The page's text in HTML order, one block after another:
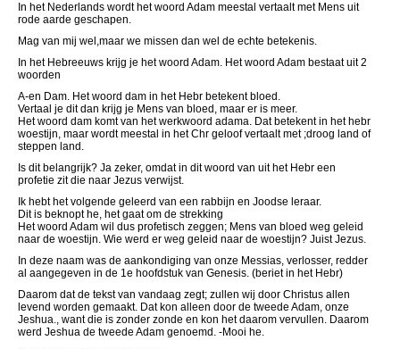
In het Nederlands wordt het woord Adam meestal vertaalt met Mens uit
rode aarde geschapen.
Mag van mij wel,maar we missen dan wel de echte betekenis.
In het Hebreeuws krijg je het woord Adam. Het woord Adam bestaat uit 2
woorden
A-en Dam. Het woord dam in het Hebr betekent bloed.
Vertaal je dit dan krijg je Mens van bloed, maar er is meer.
Het woord dam komt van het werkwoord adama. Dat betekent in het hebr
woestijn, maar wordt meestal in het Chr geloof vertaalt met ;droog land of
steppen land.
Is dit belangrijk? Ja zeker, omdat in dit woord van uit het Hebr een
profetie zit die naar Jezus verwijst.
Ik hebt het volgende geleerd van een rabbijn en Joodse leraar.
Dit is beknopt he, het gaat om de strekking
Het woord Adam wil dus profetisch zeggen; Mens van bloed weg geleid
naar de woestijn. Wie werd er weg geleid naar de woestijn? Juist Jezus.
In deze naam was de aankondiging van onze Messias, verlosser, redder
al aangegeven in de 1e hoofdstuk van Genesis. (beriet in het Hebr)
Daarom dat de tekst van vandaag zegt; zullen wij door Christus allen
levend worden gemaakt. Dat kon alleen door de tweede Adam, onze
Jeshua., want die is zonder zonde en kon het daarom vervullen. Daarom
werd Jeshua de tweede Adam genoemd. -Mooi he.